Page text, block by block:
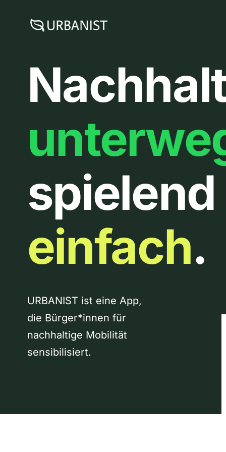
spielend
einfach.
URBANIST ist eine App,
die Bürger*innen für
nachhaltige Mobilität
sensibilisiert.